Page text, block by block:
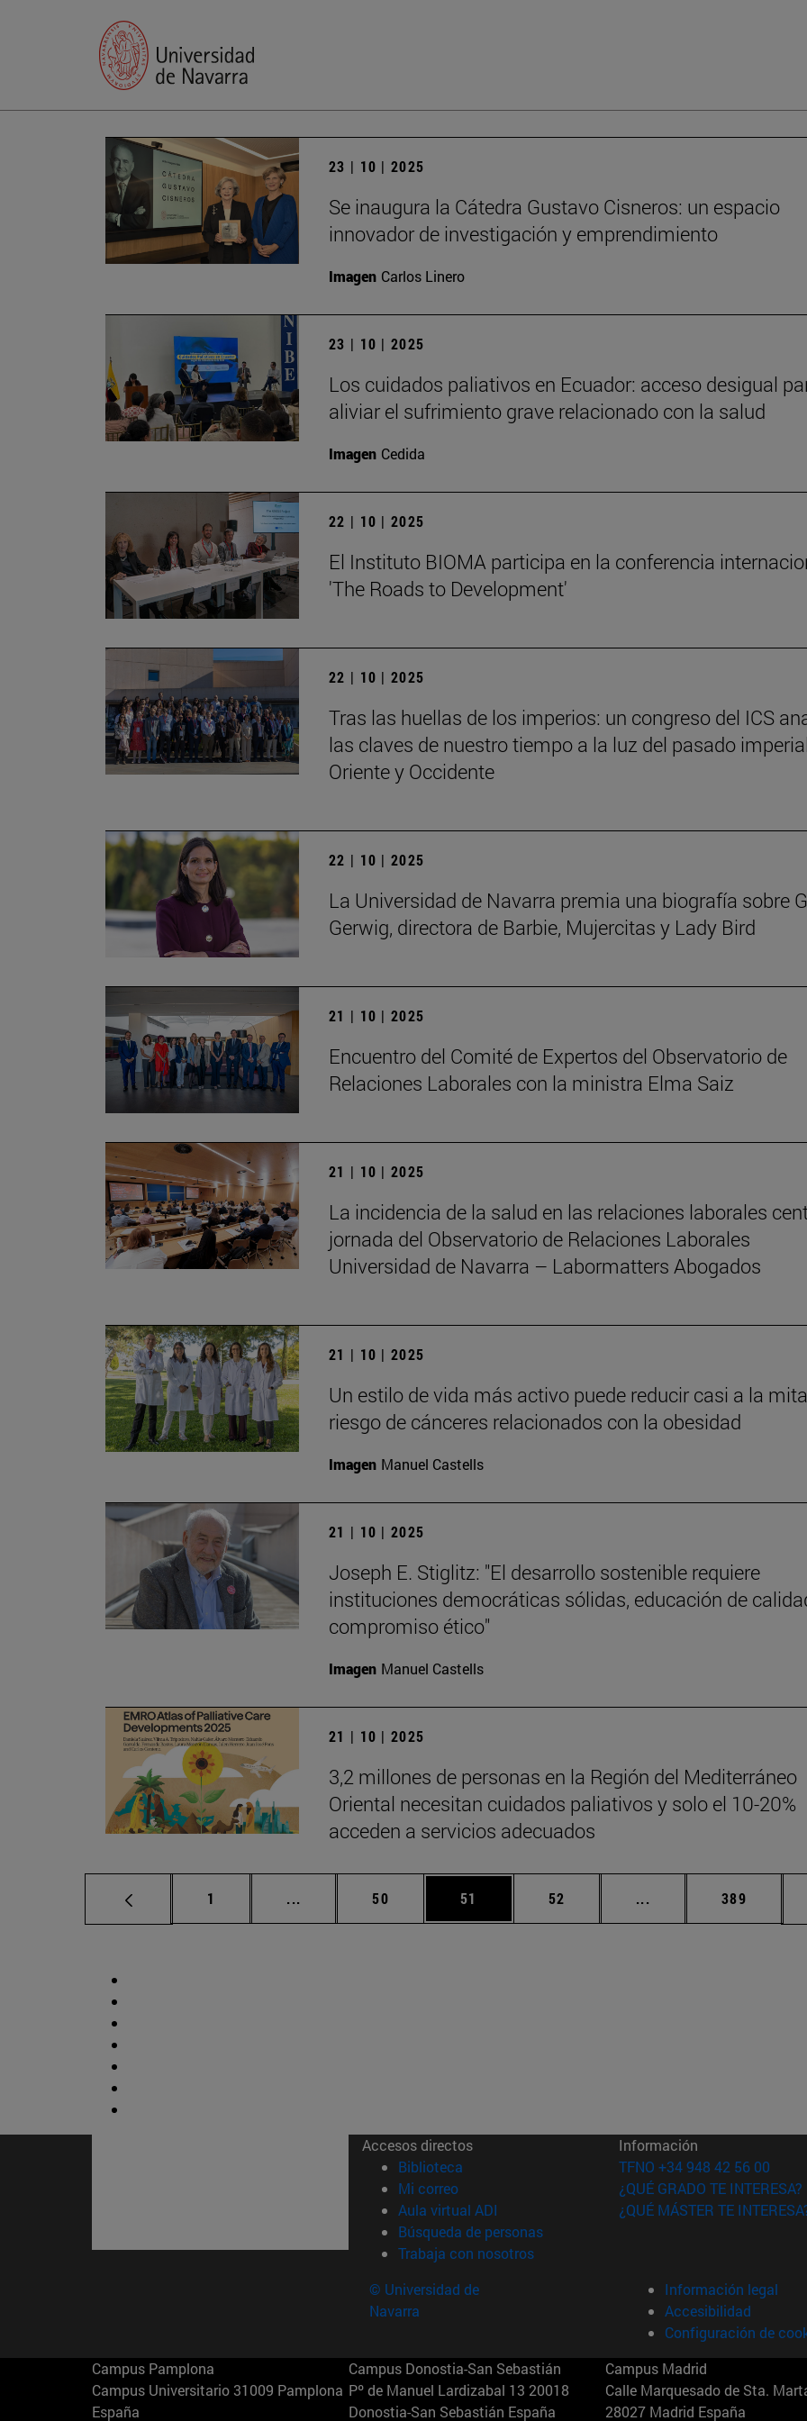
23 | 10 | 2025
Se inaugura la Cátedra Gustavo Cisneros: un espacio
innovador de investigación y emprendimiento
Imagen Carlos Linero
23 | 10 | 2025
Los cuidados paliativos en Ecuador: acceso desigual
aliviar el sufrimiento grave relacionado con la salud
Imagen Cedida
22 | 10 | 2025
El Instituto BIOMA participa en la conferencia
'The Roads to Development'
22 | 10 | 2025
Tras las huellas de los imperios: un congreso del ICS
las claves de nuestro tiempo a la luz del pasado
Oriente y Occidente
22 | 10 | 2025
La Universidad de Navarra premia una biografía sobre
Gerwig, directora de Barbie, Mujercitas y Lady Bird
21 | 10 | 2025
Encuentro del Comité de Expertos del Observatorio de
Relaciones Laborales con la ministra Elma Saiz
21 | 10 | 2025
La incidencia de la salud en las relaciones laborales
jornada del Observatorio de Relaciones Laborales
Universidad de Navarra – Labormatters Abogados
21 | 10 | 2025
Un estilo de vida más activo puede reducir casi a la
riesgo de cánceres relacionados con la obesidad
Imagen Manuel Castells
21 | 10 | 2025
Joseph E. Stiglitz: "El desarrollo sostenible requiere
instituciones democráticas sólidas, educación de
compromiso ético"
Imagen Manuel Castells
21 | 10 | 2025
3,2 millones de personas en la Región del Mediterráneo
Oriental necesitan cuidados paliativos y solo el 10-20%
acceden a servicios adecuados
Página
1 ... Páginas intermedias Use TAB para desplazarse.
Página
50 Página
51 Página
52 ... Páginas intermedias
Página
389
Accesos directos
Biblioteca (abre en nueva ventana)
Mi correo(abre en nueva ventana)
Aula virtual ADI (abre en nueva ventana)
Búsqueda de personas(abre en nueva ventana)
Trabaja con nosotros(abre en nueva ventana)
Información
TFNO +34 948 42 56 00
¿QUÉ GRADO TE INTERESA?
¿QUÉ MÁSTER TE
© Universidad de
Navarra
Información legal
Accesibilidad
Configuración de
Campus Pamplona
Campus Universitario 31009 Pamplona
España
Campus Donostia-San Sebastián
Pº de Manuel Lardizabal 13 20018
Donostia-San Sebastián España
Campus Madrid
Calle Marquesado de Sta.
28027 Madrid España